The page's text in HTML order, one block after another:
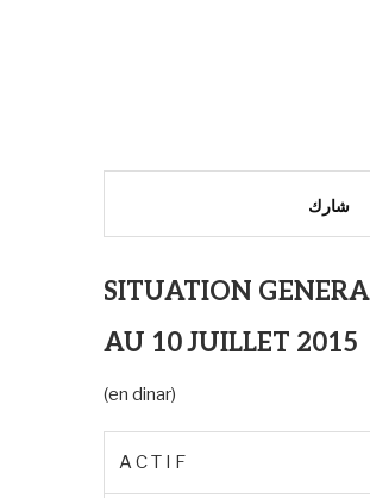
شارك
SITUATION
AU 10 JUILLET 2015
(en dinar)
A C T I F